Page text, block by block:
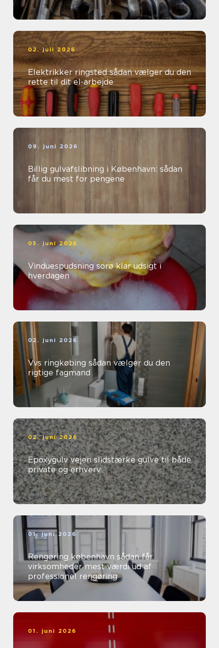
02. juli 2026
Elektrikker ringsted sådan vælger du den
rette til dit el-arbejde
09. juni 2026
Billig gulvafslibning i København: sådan
får du mest for pengene
05. juni 2026
Vinduespudsning sorø klar udsigt i
hverdagen
02. juni 2026
Vvs ringkøbing sådan vælger du den
rigtige fagmand
02. juni 2026
Epoxygulv vejen slidstærke gulve til både
private og erhverv
01. juni 2026
Rengøring københavn sådan får
virksomheder mest værdi ud af
professionel rengøring
01. juni 2026